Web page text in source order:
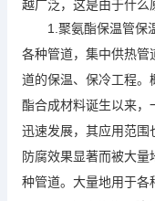
越广泛，这是由于什么
1.聚氨酯保温管保温
各种管道，集中供热管
道的保温、保冷工程
酯合成材料诞生以来，
迅速发展，其应用范围
防腐效果显著而被大
种管道。大量地用于各